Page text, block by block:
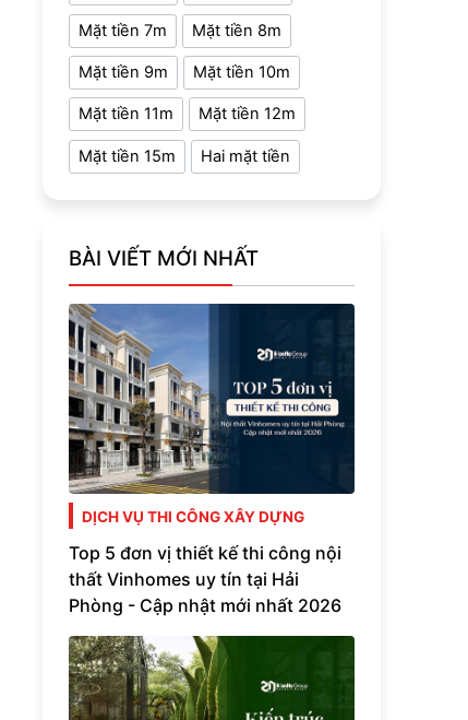
Mặt tiền 7m Mặt tiền 8m
Mặt tiền 9m Mặt tiền 10m
Mặt tiền 11m Mặt tiền 12m
Mặt tiền 15m Hai mặt tiền
BÀI VIẾT MỚI NHẤT
DỊCH VỤ THI CÔNG XÂY DỰNG
Top 5 đơn vị thiết kế thi công nội
thất Vinhomes uy tín tại Hải
Phòng - Cập nhật mới nhất 2026